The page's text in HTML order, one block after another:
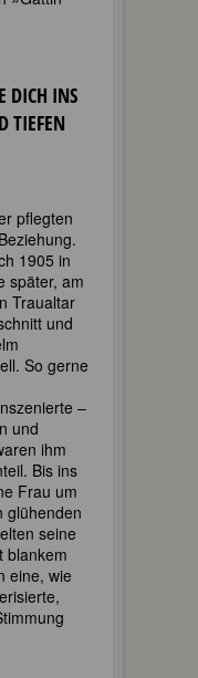
INS I
E
pflegten
1905 in
später, am
Traualtar
und
So gerne
–
und
ihm
Bis ins
Frau um
glühenden
seine
blankem
eine, wie